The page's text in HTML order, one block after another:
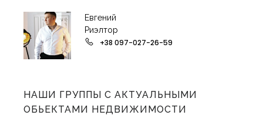
Евгений
Риэлтор
+38 097-027-26-59
НАШИ ГРУППЫ С АКТУАЛЬНЫМИ
ОБЬЕКТАМИ НЕДВИЖИМОСТИ